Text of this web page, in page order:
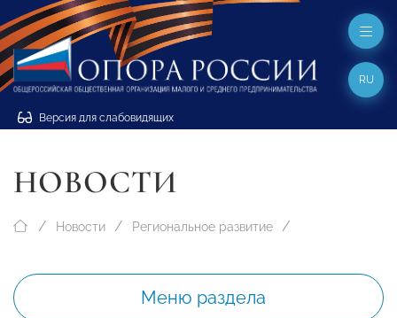
Версия для слабовидящих
RU
НОВОСТИ
Новости Региональное развитие
Меню раздела